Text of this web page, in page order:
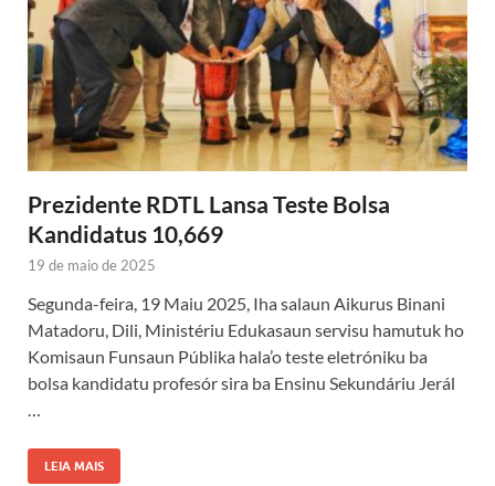
Prezidente RDTL Lansa Teste Bolsa
Kandidatus 10,669
19 de maio de 2025
Segunda-feira, 19 Maiu 2025, Iha salaun Aikurus Binani
Matadoru, Dili, Ministériu Edukasaun servisu hamutuk ho
Komisaun Funsaun Públika hala’o teste eletróniku ba
bolsa kandidatu profesór sira ba Ensinu Sekundáriu Jerál
LEIA MAIS